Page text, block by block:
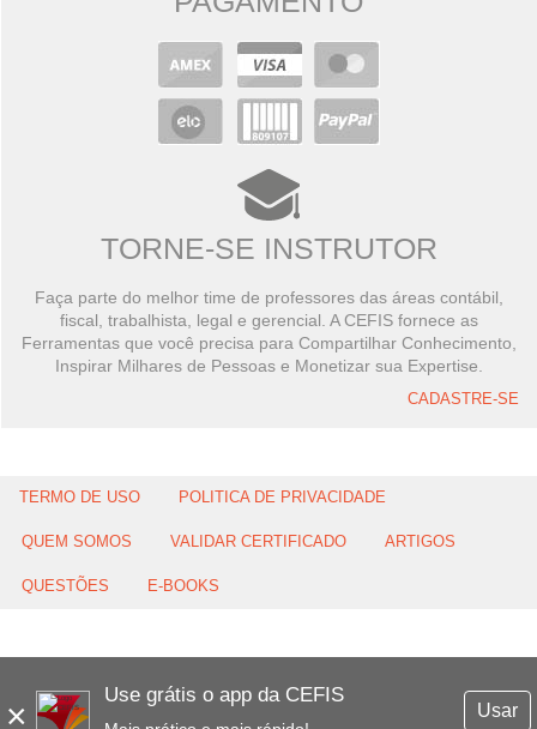
×
Use grátis o app da CEFIS
Usar
TORNE-SE INSTRUTOR
Faça parte do melhor time de professores das áreas contábil,
fiscal, trabalhista, legal e gerencial. A CEFIS fornece as
Ferramentas que você precisa para Compartilhar Conhecimento,
Inspirar Milhares de Pessoas e Monetizar sua Expertise.
CADASTRE-SE
TERMO DE USO POLITICA DE PRIVACIDADE
QUEM SOMOS VALIDAR CERTIFICADO ARTIGOS
QUESTÕES E-BOOKS